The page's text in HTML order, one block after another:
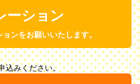
ーション
ンをお願いいたします。
込みください。